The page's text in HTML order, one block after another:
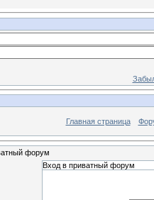
Главная страница
форум
Вход в приватный форум